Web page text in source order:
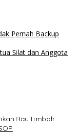
Pernah Backup
Silat dan Anggota
Bau Limbah